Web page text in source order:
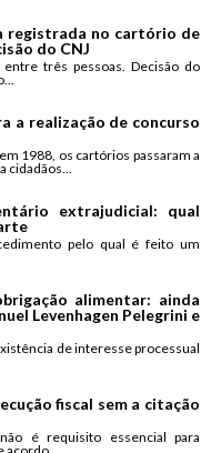
registrada no cartório de
do CNJ
três pessoas. Decisão do
a realização de concurso
1988, os cartórios passaram a
cidadãos...
extrajudicial: qual
pelo qual é feito um
alimentar: ainda
Levenhagen Pelegrini e
de interesse processual
fiscal sem a citação
é requisito essencial para